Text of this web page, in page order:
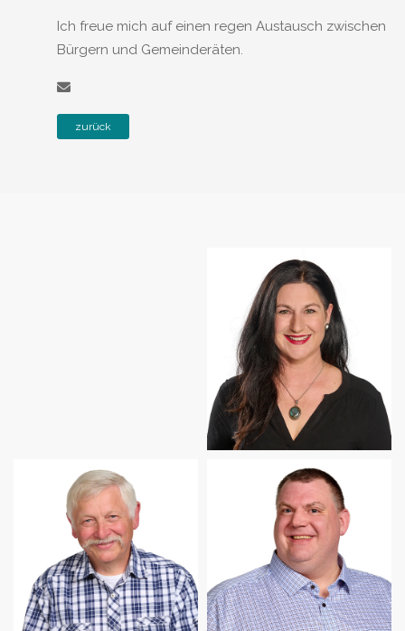
Ich freue mich auf einen regen Austausch zwischen
Bürgern und Gemeinderäten.
zurück